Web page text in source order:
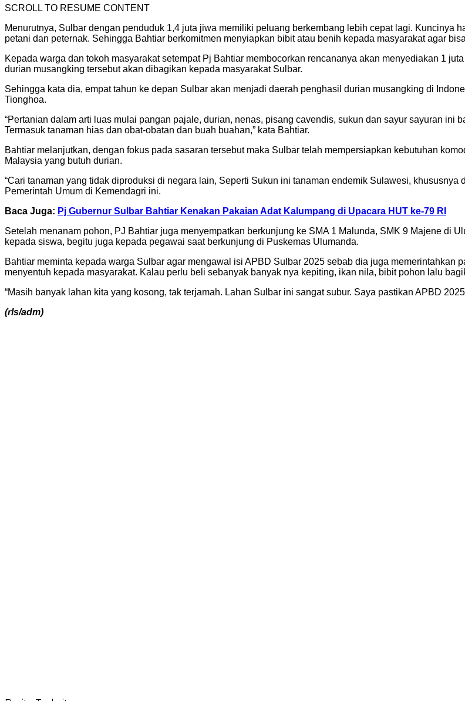
SCROLL TO RESUME CONTENT
Menurutnya, Sulbar dengan penduduk 1,4 juta jiwa memiliki peluang berkembang lebih cepat lagi. Kuncinya
petani dan peternak. Sehingga Bahtiar berkomitmen menyiapkan bibit atau benih kepada masyarakat agar
Kepada warga dan tokoh masyarakat setempat Pj Bahtiar membocorkan rencananya akan menyediakan 1
durian musangking tersebut akan dibagikan kepada masyarakat Sulbar.
Sehingga kata dia, empat tahun ke depan Sulbar akan menjadi daerah penghasil durian musangking di
Tionghoa.
“Pertanian dalam arti luas mulai pangan pajale, durian, nenas, pisang cavendis, sukun dan sayur sayuran ini
Termasuk tanaman hias dan obat-obatan dan buah buahan,” kata Bahtiar.
Bahtiar melanjutkan, dengan fokus pada sasaran tersebut maka Sulbar telah mempersiapkan kebutuhan
Malaysia yang butuh durian.
“Cari tanaman yang tidak diproduksi di negara lain, Seperti Sukun ini tanaman endemik Sulawesi,
Pemerintah Umum di Kemendagri ini.
Baca Juga: Pj Gubernur Sulbar Bahtiar Kenakan Pakaian Adat Kalumpang di Upacara HUT ke-79 RI
Setelah menanam pohon, PJ Bahtiar juga menyempatkan berkunjung ke SMA 1 Malunda, SMK 9 Majene di
kepada siswa, begitu juga kepada pegawai saat berkunjung di Puskemas Ulumanda.
Bahtiar meminta kepada warga Sulbar agar mengawal isi APBD Sulbar 2025 sebab dia juga memerintahkan
menyentuh kepada masyarakat. Kalau perlu beli sebanyak banyak nya kepiting, ikan nila, bibit pohon lalu
“Masih banyak lahan kita yang kosong, tak terjamah. Lahan Sulbar ini sangat subur. Saya pastikan APBD
(rls/adm)